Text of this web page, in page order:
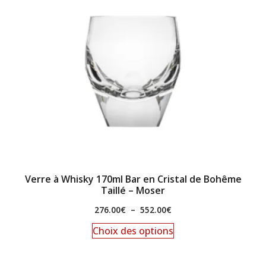
Verre à Whisky 170ml Bar en Cristal de Bohême
Taillé – Moser
276.00€ – 552.00€
Choix des options